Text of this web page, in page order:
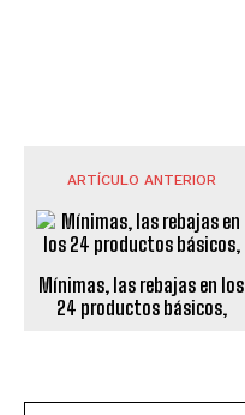
ARTÍCULO ANTERIOR
Mínimas, las rebajas en los
24 productos básicos,